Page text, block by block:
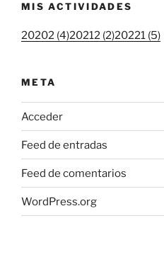
MIS ACTIVIDADES
20202 (4)20212 (2)20221 (5)
META
Acceder
Feed de entradas
Feed de comentarios
WordPress.org